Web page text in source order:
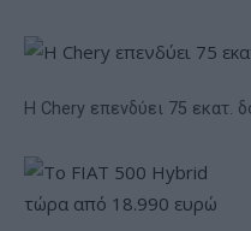
Η Chery επενδύει 75 εκατ.